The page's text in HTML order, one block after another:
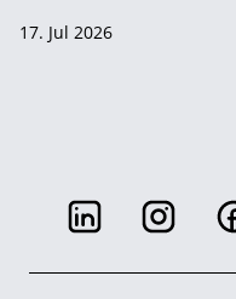
17. Jul 2026